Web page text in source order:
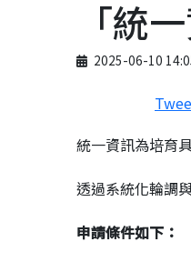
「統
Published on
2025-06-10
Author
統一資訊為培育
透過系統化輪調
申請條件如下：